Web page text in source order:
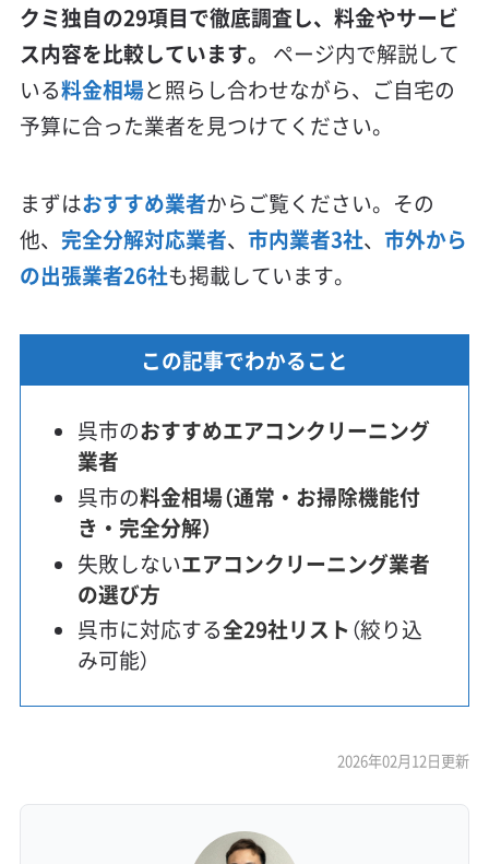
クミ独自の29項目で徹底調査し、料金やサービ
ス内容を比較しています。
ページ内で解説して
いる料金相場と照らし合わせながら、ご自宅の
予算に合った業者を見つけてください。
まずはおすすめ業者からご覧ください。その
他、 完全分解対応業者、 市内業者3社、 市外から
の出張業者26社も掲載しています。
この記事でわかること
呉市のおすすめエアコンクリーニング
業者
呉市の料金相場（通常・お掃除機能付
き・完全分解）
失敗しないエアコンクリーニング業者
の選び方
呉市に対応する全29社リスト （絞り込
み可能）
2026年02月12日更新